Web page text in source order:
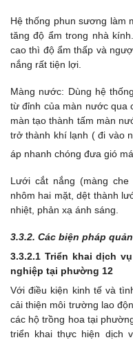
Hệ thống phun sương làm
tăng độ ẩm trong nhà
cao thì độ ẩm thấp và
nắng rất tiện lợi.
Màng nước: Dùng hệ
từ đỉnh của màn nước qua
màn tạo thành tấm màn
trở thành khí lạnh ( đi vào
áp nhanh chóng đưa gió
Lưới cắt nắng (màng
nhôm hai mặt, dệt thành
nhiệt, phản xạ ánh sáng.
3.3.2. Các biện pháp
3.3.2.1 Triển khai dịch
nghiệp tại phường 12
Với điều kiện kinh tế và
cải thiện môi trường lao
các hộ trồng hoa tại
triển khai thực hiện dịch